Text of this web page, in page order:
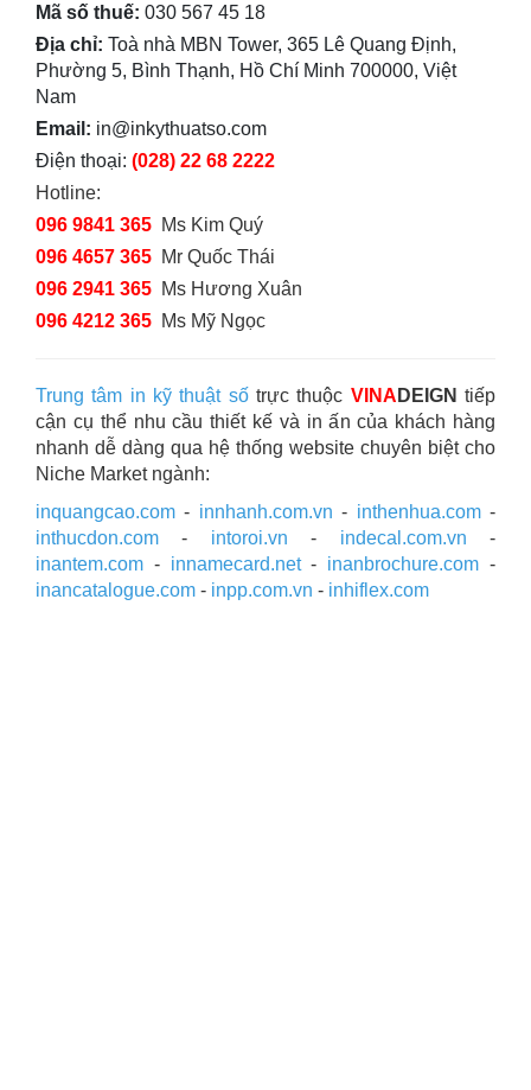
Mã số thuế: 030 567 45 18
Địa chỉ: Toà nhà MBN Tower, 365 Lê Quang Định,
Phường 5, Bình Thạnh, Hồ Chí Minh 700000, Việt
Nam
Email: in@inkythuatso.com
Điện thoại: (028) 22 68 2222
Hotline:
096 9841 365 Ms Kim Quý
096 4657 365 Mr Quốc Thái
096 2941 365 Ms Hương Xuân
096 4212 365 Ms Mỹ Ngọc
Trung tâm in kỹ thuật sốtrực thuộc VINA DEIGN tiếp
cận cụ thể nhu cầu thiết kế và in ấn của khách hàng
nhanh dễ dàng qua hệ thống website chuyên biệt cho
Niche Market ngành:
inquangcao.com - innhanh.com.vn - inthenhua.com-
inthucdon.com - intoroi.vn - indecal.com.vn -
inantem.com - innamecard.net- inanbrochure.com -
inancatalogue.com - inpp.com.vn - inhiflex.com